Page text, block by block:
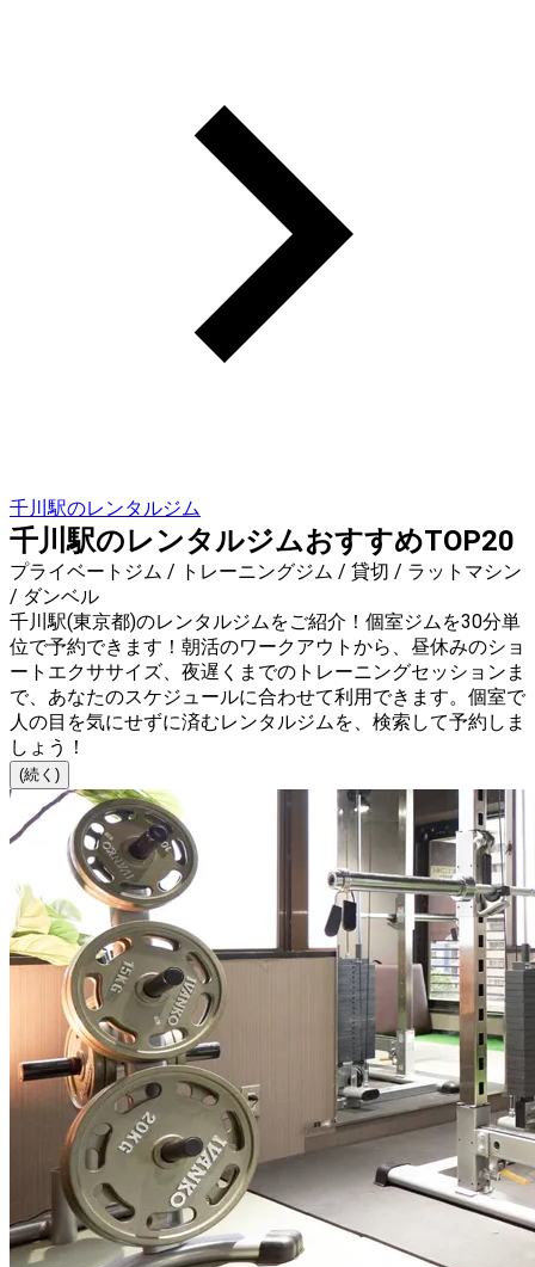
千川駅のレンタルジム
千川駅のレンタルジムおすすめTOP20
プライベートジム / トレーニングジム / 貸切 / ラットマシン
/ ダンベル
千川駅(東京都)のレンタルジムをご紹介！個室ジムを30分単
位で予約できます！朝活のワークアウトから、昼休みのショ
ートエクササイズ、夜遅くまでのトレーニングセッションま
で、あなたのスケジュールに合わせて利用できます。個室で
人の目を気にせずに済むレンタルジムを、検索して予約しま
しょう！
(続く)